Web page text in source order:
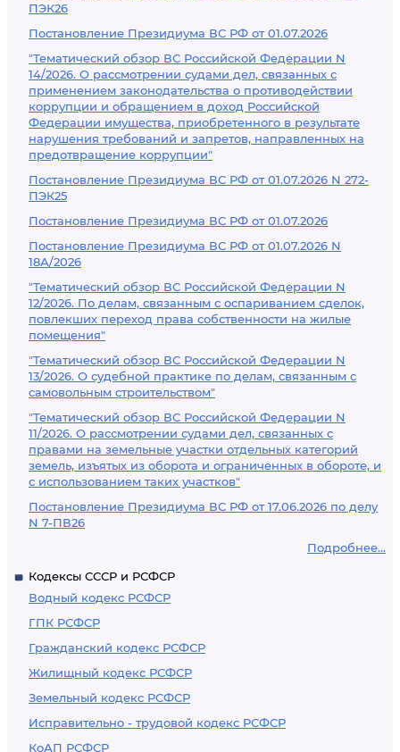
ПЭК26
Постановление Президиума ВС РФ от 01.07.2026
"Тематический обзор ВС Российской Федерации N
14/2026. О рассмотрении судами дел, связанных с
применением законодательства о противодействии
коррупции и обращением в доход Российской
Федерации имущества, приобретенного в результате
нарушения требований и запретов, направленных на
предотвращение коррупции"
Постановление Президиума ВС РФ от 01.07.2026 N 272-
ПЭК25
Постановление Президиума ВС РФ от 01.07.2026
Постановление Президиума ВС РФ от 01.07.2026 N
18А/2026
"Тематический обзор ВС Российской Федерации N
12/2026. По делам, связанным с оспариванием сделок,
повлекших переход права собственности на жилые
помещения"
"Тематический обзор ВС Российской Федерации N
13/2026. О судебной практике по делам, связанным с
самовольным строительством"
"Тематический обзор ВС Российской Федерации N
11/2026. О рассмотрении судами дел, связанных с
правами на земельные участки отдельных категорий
земель, изъятых из оборота и ограниченных в обороте, и
с использованием таких участков"
Постановление Президиума ВС РФ от 17.06.2026 по делу
N 7-ПВ26
Подробнее...
Кодексы СССР и РСФСР
Водный кодекс РСФСР
ГПК РСФСР
Гражданский кодекс РСФСР
Жилищный кодекс РСФСР
Земельный кодекс РСФСР
Исправительно - трудовой кодекс РСФСР
КоАП РСФСР